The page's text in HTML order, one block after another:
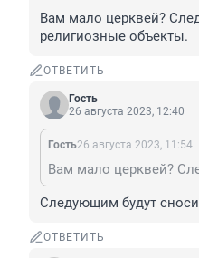
Вам мало церквей?
религиозные объекты.
ОТВЕТИТЬ
Гость
26 августа 2023, 12:40
Гость26 августа 2023, 11:54
Следующим будут
ОТВЕТИТЬ